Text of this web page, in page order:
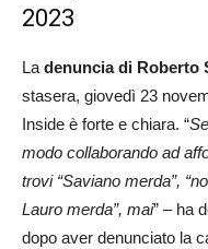
2023
La denuncia di Roberto
stasera, giovedì 23
Inside è forte e chiara. “
modo collaborando ad
trovi “Saviano merda”,
Lauro merda”, mai” – ha
dopo aver denunciato la